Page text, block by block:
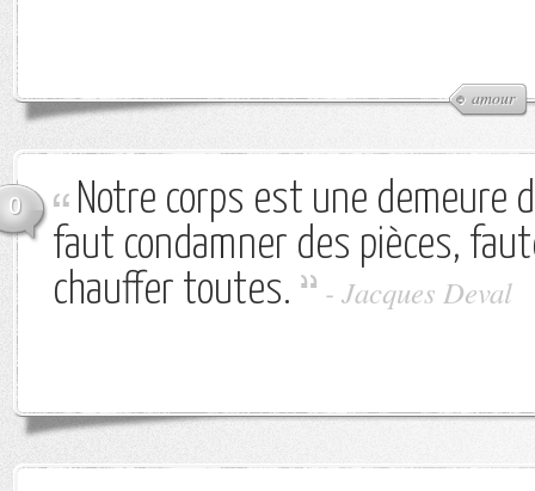
amour
0
Notre corps est une demeure
faut condamner des pièces,
chauffer toutes.
- Jacques Deval